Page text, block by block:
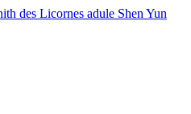
des Licornes adule Shen Yun